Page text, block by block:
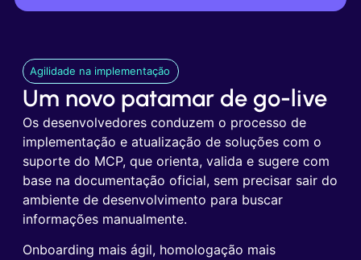
Agilidade na implementação
Um novo patamar de go-live
Os desenvolvedores conduzem o processo de
implementação e atualização de soluções com o
suporte do MCP, que orienta, valida e sugere com
base na documentação oficial, sem precisar sair do
ambiente de desenvolvimento para buscar
informações manualmente.
Onboarding mais ágil, homologação mais